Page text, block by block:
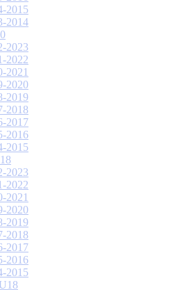
2015
2014
2023
2022
2021
2020
2019
2018
2017
2016
2015
2023
2022
2021
2020
2019
2018
2017
2016
2015